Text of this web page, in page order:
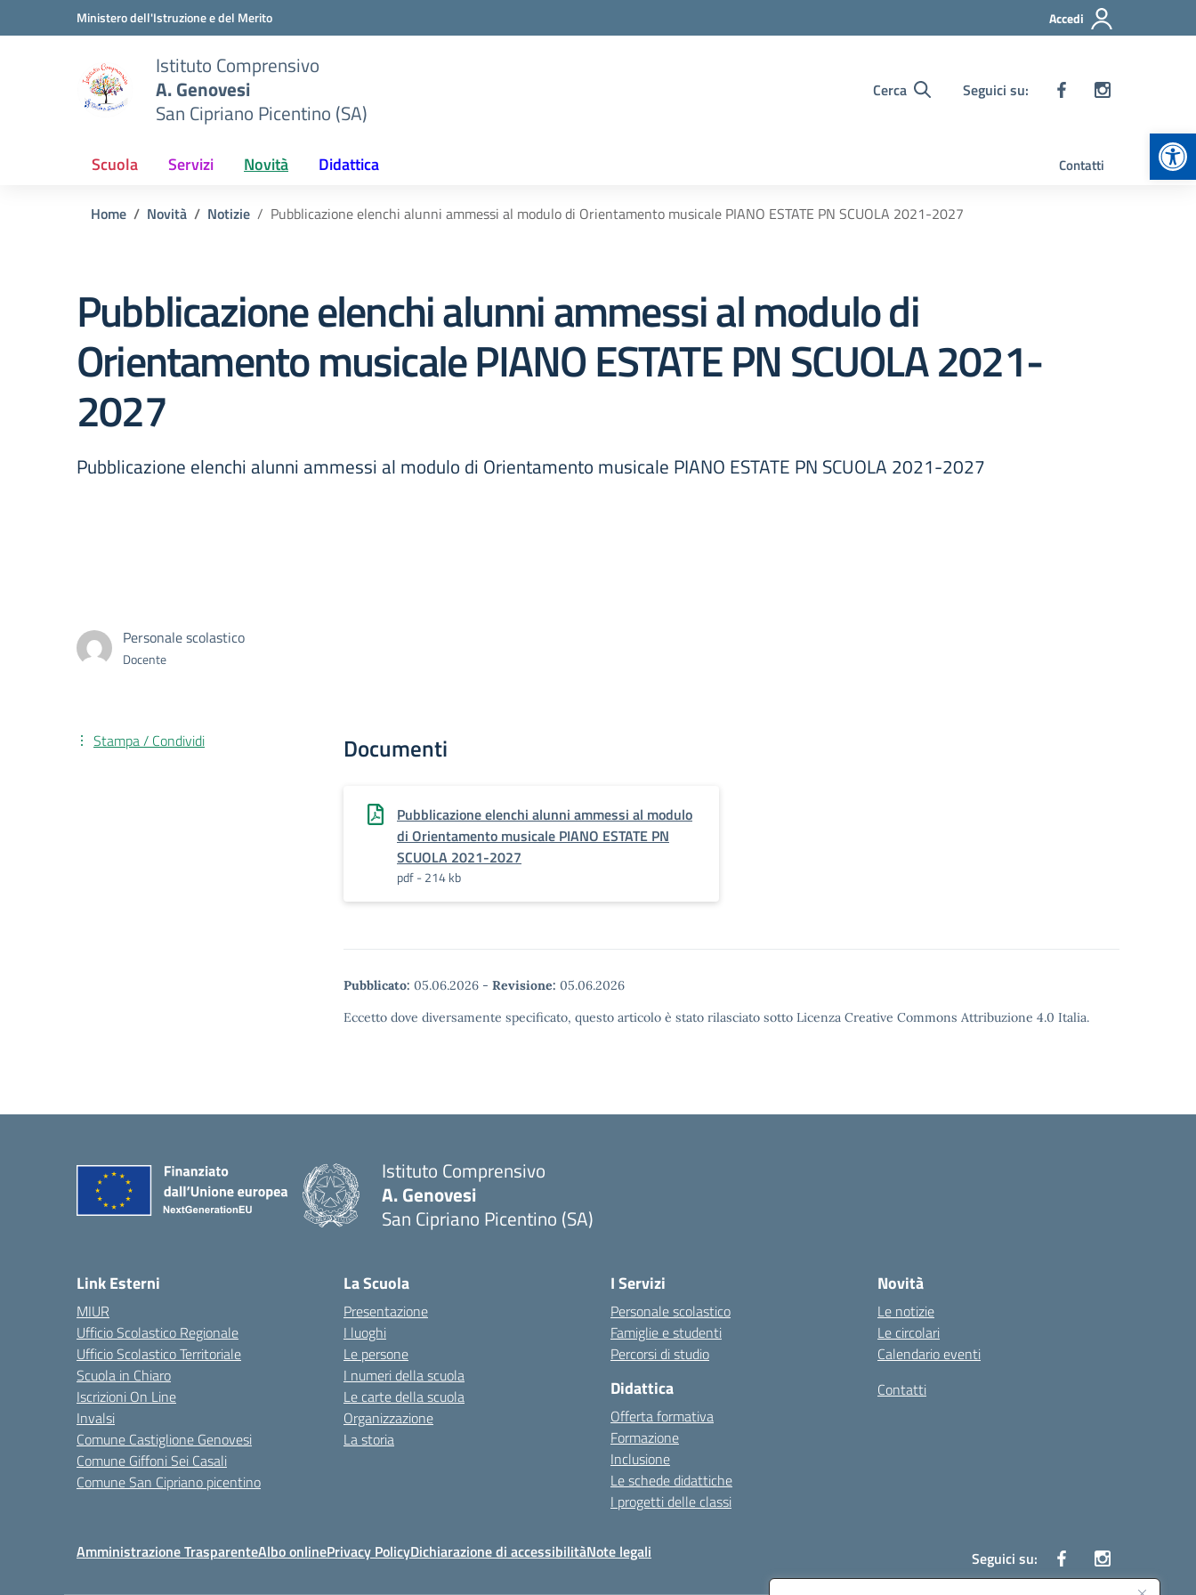
Vai ai contenuti
Vai al menu di navigazioneMinistero dell'Istruzione e del Merito Accedi
Istituto Comprensivo
A. Genovesi
San Cipriano Picentino (SA)
Cerca Seguici su:
Scuola Servizi Novità Didattica Contatti
Home Novità Notizie Pubblicazione elenchi alunni ammessi al modulo di Orientamento musicale PIANO ESTATE PN SCUOLA 2021-2027
Pubblicazione elenchi alunni ammessi al modulo di
Orientamento musicale PIANO ESTATE PN SCUOLA 2021-
2027
Pubblicazione elenchi alunni ammessi al modulo di Orientamento musicale PIANO ESTATE PN SCUOLA 2021-2027
Personale scolastico
Docente
Documenti
Pubblicazione elenchi alunni ammessi al modulo
di Orientamento musicale PIANO ESTATE PN
SCUOLA 2021-2027
pdf - 214 kb
Pubblicato: 05.06.2026 - Revisione: 05.06.2026
Eccetto dove diversamente specificato, questo articolo è stato rilasciato sotto Licenza Creative Commons Attribuzione 4.0 Italia.
Stampa / Condividi
Istituto Comprensivo
A. Genovesi
San Cipriano Picentino (SA)
Link Esterni
MIUR
Ufficio Scolastico Regionale
Ufficio Scolastico Territoriale
Scuola in Chiaro
Iscrizioni On Line
Invalsi
Comune Castiglione Genovesi
Comune Giffoni Sei Casali
Comune San Cipriano picentino
La Scuola
Presentazione
I luoghi
Le persone
I numeri della scuola
Le carte della scuola
Organizzazione
La storia
I Servizi
Personale scolastico
Famiglie e studenti
Percorsi di studio
Didattica
Offerta formativa
Formazione
Inclusione
Le schede didattiche
I progetti delle classi
Novità
Le notizie
Le circolari
Calendario eventi
Contatti
Amministrazione TrasparenteAlbo onlinePrivacy PolicyDichiarazione di accessibilitàNote legali Seguici su: